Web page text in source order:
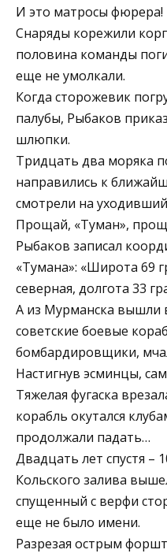
И это матросы фюрера!
Снаряды корежили
половина команды
еще не умолкали.
Когда сторожевик
палубы, Рыбаков
шлюпки.
Тридцать два моряка
направились к
смотрели на
Прощай, «Туман»,
Рыбаков записал
«Тумана»: «Широта 69
северная, долгота 33
А из Мурманска вышли
советские боевые
бомбардировщики,
Настигнув эсминцы,
Тяжелая фугаска
корабль окутался
продолжали падать…
Двадцать лет спустя –
Кольского залива
спущенный с верфи
еще не было имени.
Разрезая острым